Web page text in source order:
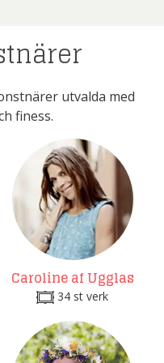
utvalda med
finess.
Caroline af Ugglas
34 st verk